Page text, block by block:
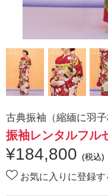
古典振袖（縮緬に羽
振袖レンタルフル
¥184,800 (税込)
お気に入りに登録す